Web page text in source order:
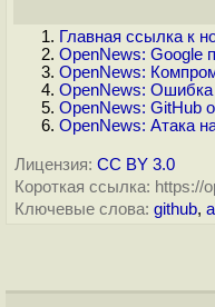
Главная ссылка к
OpenNews: Google
OpenNews:
OpenNews: Ошибка
OpenNews: GitHub
OpenNews: Атака
Лицензия: CC BY 3.0
Короткая ссылка: https://
Ключевые слова: github,